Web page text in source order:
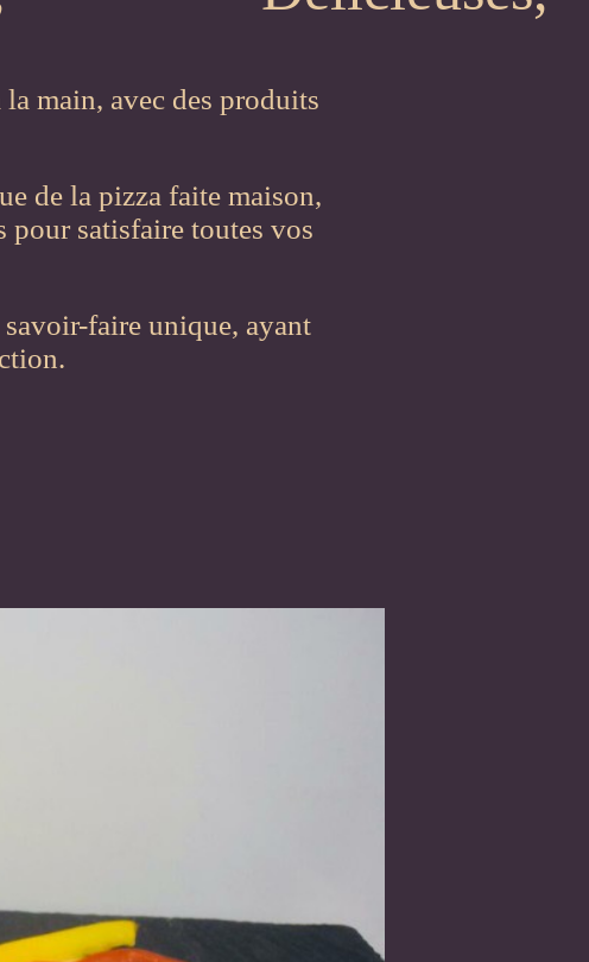
main, avec des produits
de la pizza faite maison,
pour satisfaire toutes vos
faire unique, ayant